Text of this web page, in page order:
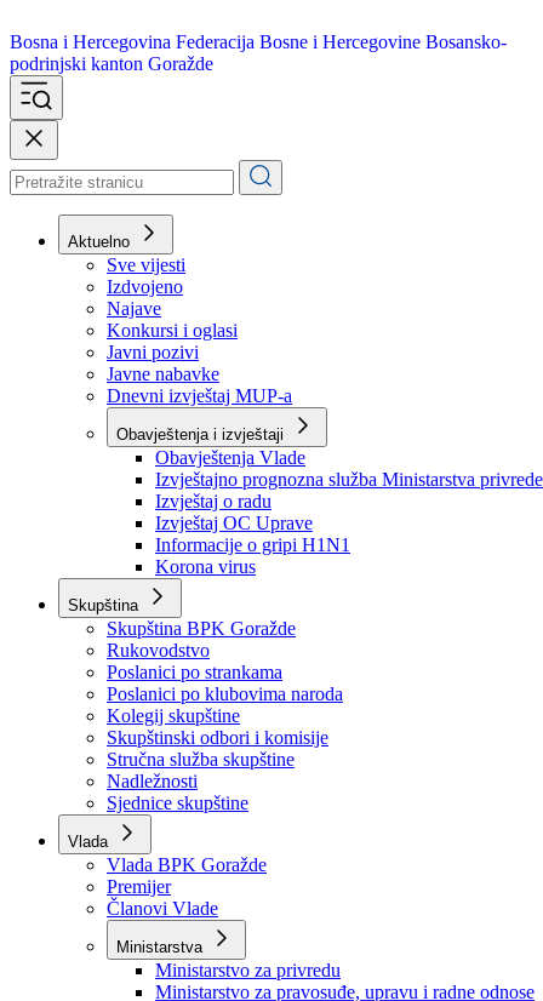
Bosna i Hercegovina
podrinjski kanton Goražde
Aktuelno
Sve vijesti
Izdvojeno
Najave
Konkursi i oglasi
Javni pozivi
Javne nabavke
Dnevni izvještaj MUP-a
Obavještenja i izvještaji
Obavještenja Vlade
Izvještajno prognozna služba Ministarstva privrede
Izvještaj o radu
Izvještaj OC Uprave
Informacije o gripi H1N1
Korona virus
Skupština
Skupština BPK Goražde
Rukovodstvo
Poslanici po strankama
Poslanici po klubovima naroda
Kolegij skupštine
Skupštinski odbori i komisije
Stručna služba skupštine
Nadležnosti
Sjednice skupštine
Vlada
Vlada BPK Goražde
Premijer
Članovi Vlade